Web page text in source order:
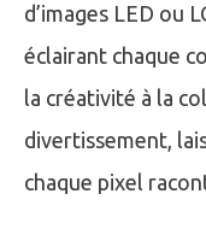
d’images LED ou
éclairant chaque
la créativité à la
divertissement,
chaque pixel